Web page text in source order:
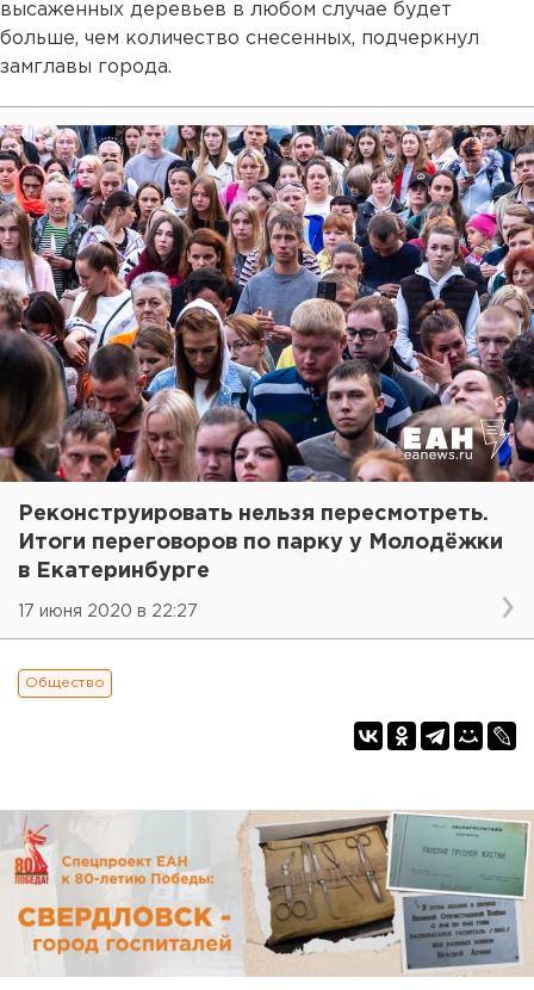
высаженных деревьев в любом случае будет
больше, чем количество снесенных, подчеркнул
замглавы города.
Реконструировать нельзя пересмотреть.
Итоги переговоров по парку у Молодёжки
в Екатеринбурге
17 июня 2020 в 22:27
Общество